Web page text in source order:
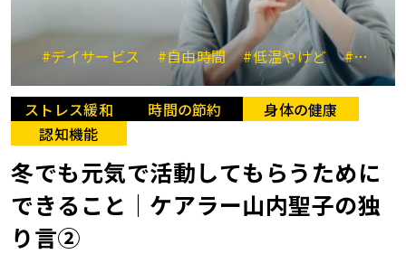
#デイサービス #自由時間 #低温やけど #冬のけが
ストレス緩和 時間の節約
身体の健康
認知機能
冬でも元気で活動してもらうために
できること｜ケアラー山内聖子の独
り言②